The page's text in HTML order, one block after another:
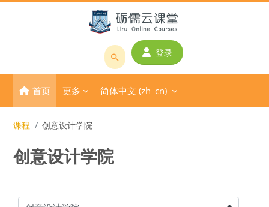
搜
课
程
师
登录
首页 更多 简体中文 ‎(zh_cn)‎
课程 创意设计学院
创意设计学院